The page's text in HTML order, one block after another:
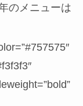
のメニューは